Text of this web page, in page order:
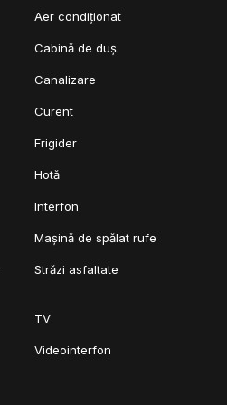
Aer condiționat
Cabină de duș
Canalizare
Curent
Frigider
Hotă
Interfon
Mașină de spălat rufe
Străzi asfaltate
TV
Videointerfon